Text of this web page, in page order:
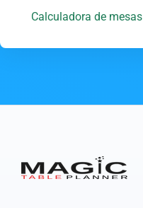
Calculadora de mesas